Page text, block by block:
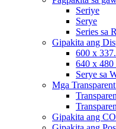
Seriye
Serye
Series sa
Gipakita ang
600 x
640 x 480
Serye sa
Mga
Gipakita ang